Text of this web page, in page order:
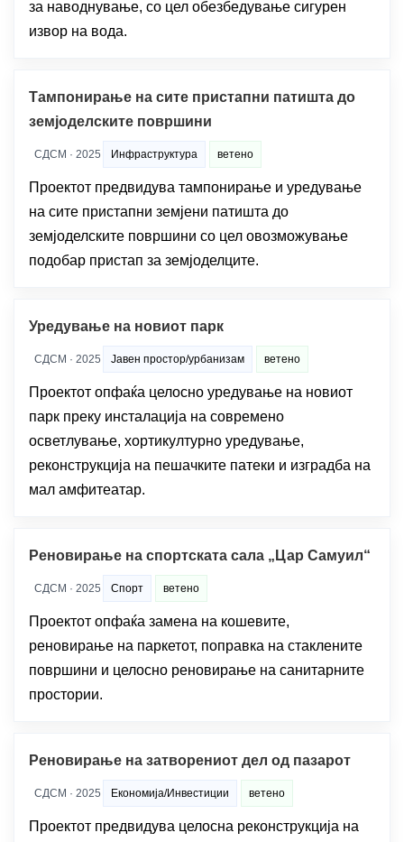
за наводнување, со цел обезбедување сигурен
извор на вода.
Тампонирање на сите пристапни патишта до
земјоделските површини
СДСМ · 2025 Инфраструктура ветено
Проектот предвидува тампонирање и уредување
на сите пристапни земјени патишта до
земјоделските површини со цел овозможување
подобар пристап за земјоделците.
Уредување на новиот парк
СДСМ · 2025 Јавен простор/урбанизам ветено
Проектот опфаќа целосно уредување на новиот
парк преку инсталација на современо
осветлување, хортикултурно уредување,
реконструкција на пешачките патеки и изградба на
мал амфитеатар.
Реновирање на спортската сала „Цар Самуил“
СДСМ · 2025 Спорт ветено
Проектот опфаќа замена на кошевите,
реновирање на паркетот, поправка на стаклените
површини и целосно реновирање на санитарните
простории.
Реновирање на затворениот дел од пазарот
СДСМ · 2025 Економија/Инвестиции ветено
Проектот предвидува целосна реконструкција на